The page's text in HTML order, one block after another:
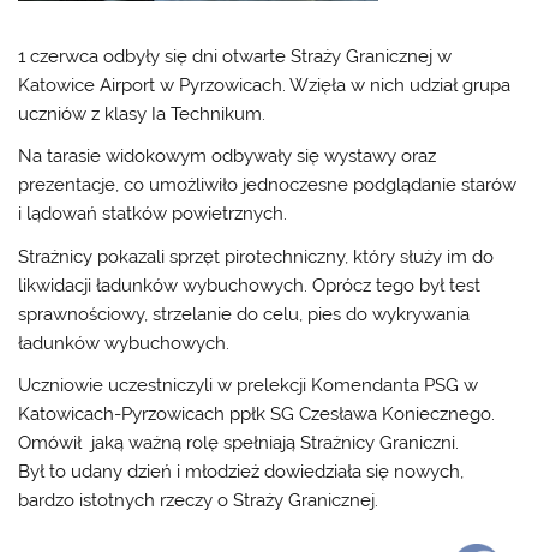
1 czerwca odbyły się dni otwarte Straży Granicznej w
Katowice Airport w Pyrzowicach. Wzięła w nich udział grupa
uczniów z klasy Ia Technikum.
Na tarasie widokowym odbywały się wystawy oraz
prezentacje, co umożliwiło jednoczesne podglądanie starów
i lądowań statków powietrznych.
Strażnicy pokazali sprzęt pirotechniczny, który służy im do
likwidacji ładunków wybuchowych. Oprócz tego był test
sprawnościowy, strzelanie do celu, pies do wykrywania
ładunków wybuchowych.
Uczniowie uczestniczyli w prelekcji Komendanta PSG w
Katowicach-Pyrzowicach ppłk SG Czesława Koniecznego.
Omówił jaką ważną rolę spełniają Strażnicy Graniczni.
Był to udany dzień i młodzież dowiedziała się nowych,
bardzo istotnych rzeczy o Straży Granicznej.